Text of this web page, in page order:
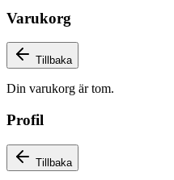
Varukorg
Tillbaka
Din varukorg är tom.
Profil
Tillbaka